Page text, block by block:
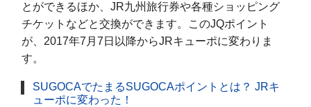
とができるほか、JR九州旅行券や各種ショッピング
チケットなどと交換ができます。このJQポイント
が、2017年7月7日以降からJRキューポに変わりま
す。
SUGOCAでたまるSUGOCAポイントとは？ JRキ
ューポに変わった！